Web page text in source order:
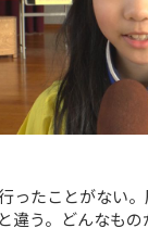
ったことがない
違う。どんなも